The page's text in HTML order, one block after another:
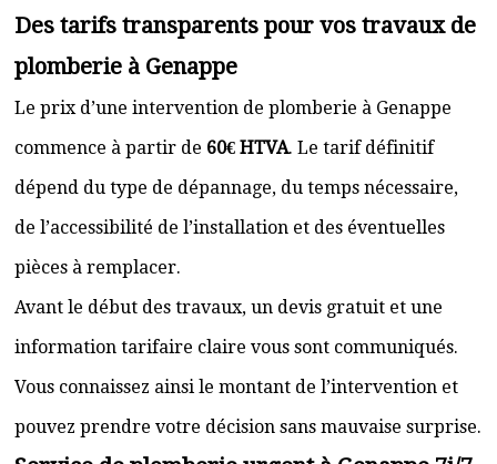
Des tarifs transparents pour vos travaux de
plomberie à Genappe
Le prix d’une intervention de plomberie à Genappe
commence à partir de 60€ HTVA. Le tarif définitif
dépend du type de dépannage, du temps nécessaire,
de l’accessibilité de l’installation et des éventuelles
pièces à remplacer.
Avant le début des travaux, un devis gratuit et une
information tarifaire claire vous sont communiqués.
Vous connaissez ainsi le montant de l’intervention et
pouvez prendre votre décision sans mauvaise surprise.